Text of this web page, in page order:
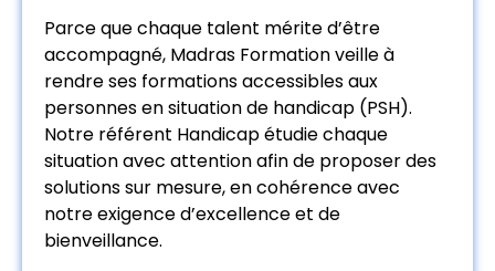
Parce que chaque talent mérite d’être
accompagné, Madras Formation veille à
rendre ses formations accessibles aux
personnes en situation de handicap (PSH).
Notre référent Handicap étudie chaque
situation avec attention afin de proposer des
solutions sur mesure, en cohérence avec
notre exigence d’excellence et de
bienveillance.